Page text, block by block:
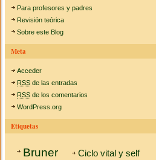
Para profesores y padres
Revisión teórica
Sobre este Blog
Meta
Acceder
RSS de las entradas
RSS de los comentarios
WordPress.org
Etiquetas
Bruner Ciclo vital y self